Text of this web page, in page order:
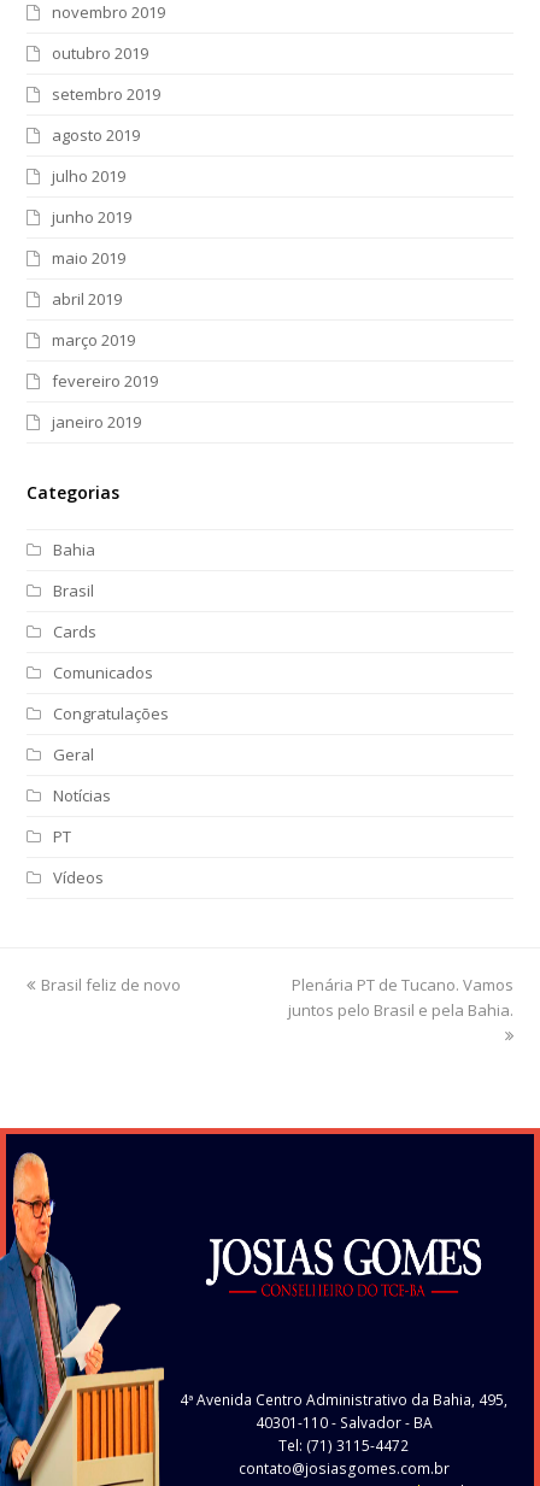
novembro 2019
outubro 2019
setembro 2019
agosto 2019
julho 2019
junho 2019
maio 2019
abril 2019
março 2019
fevereiro 2019
janeiro 2019
Categorias
Bahia
Brasil
Cards
Comunicados
Congratulações
Geral
Notícias
PT
Vídeos
previous
Brasil feliz de novo
next
post:
Plenária PT de Tucano. Vamos
juntos pelo Brasil e pela Bahia.
4ª Avenida Centro Administrativo da Bahia, 495,
40301-110- Salvador - BA
Tel: (71) 3115-4472
contato@josiasgomes.com.br